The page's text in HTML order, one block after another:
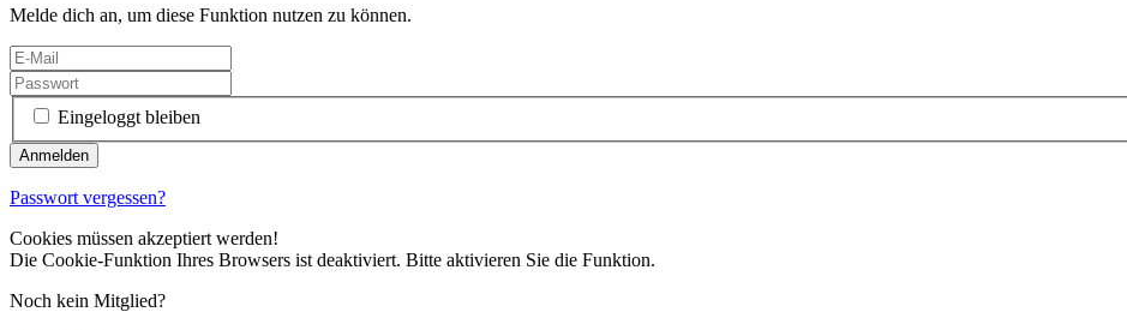
Melde dich an, um diese Funktion nutzen zu können.
Eingeloggt bleiben
Passwort vergessen?
Cookies müssen akzeptiert werden!
Die Cookie-Funktion Ihres Browsers ist deaktiviert. Bitte aktivieren Sie die Funktion.
Noch kein Mitglied?